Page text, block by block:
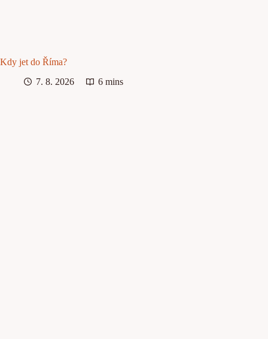
Kdy jet do Říma?
7. 8. 2026
6 mins